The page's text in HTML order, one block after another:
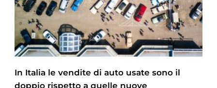
In Italia le vendite di auto usate sono il
doppio rispetto a quelle nuove